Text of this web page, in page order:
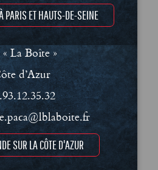
PARIS ET HAUTS-DE-SEINE
La Boîte »
d’Azur
SUR LA CÔTE D'AZUR